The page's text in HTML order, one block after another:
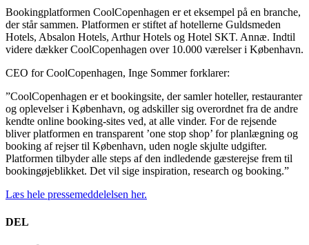
Bookingplatformen CoolCopenhagen er et eksempel på en branche,
der står sammen. Platformen er stiftet af hotellerne Guldsmeden
Hotels, Absalon Hotels, Arthur Hotels og Hotel SKT. Annæ. Indtil
videre dækker CoolCopenhagen over 10.000 værelser i København.
CEO for CoolCopenhagen, Inge Sommer forklarer:
”CoolCopenhagen er et bookingsite, der samler hoteller, restauranter
og oplevelser i København, og adskiller sig overordnet fra de andre
kendte online booking-sites ved, at alle vinder. For de rejsende
bliver platformen en transparent ’one stop shop’ for planlægning og
booking af rejser til København, uden nogle skjulte udgifter.
Platformen tilbyder alle steps af den indledende gæsterejse frem til
bookingøjeblikket. Det vil sige inspiration, research og booking.”
Læs hele pressemeddelelsen her.
DEL